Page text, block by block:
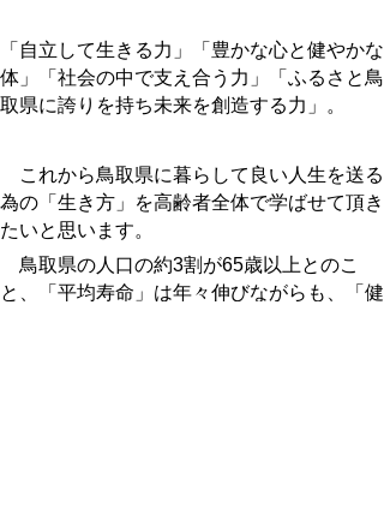
「自立して生きる力」「豊かな心と健やかな
体」「社会の中で支え合う力」「ふるさと鳥
取県に誇りを持ち未来を創造する力」。
これから鳥取県に暮らして良い人生を送る
為の「生き方」を高齢者全体で学ばせて頂き
たいと思います。
鳥取県の人口の約3割が65歳以上とのこ
と、「平均寿命」は年々伸びながらも、「健